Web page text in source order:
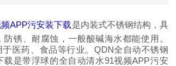
APP污安装下载是内装式不锈钢结构，具
，防锈、耐腐蚀，一般酸碱海水都能使用。
药、食品等行业。QDN全自动不锈钢
载是带浮球的全自动清水91视频APP污安